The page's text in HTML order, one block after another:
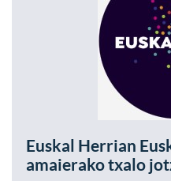
Euskal Herrian
amaierako txalo